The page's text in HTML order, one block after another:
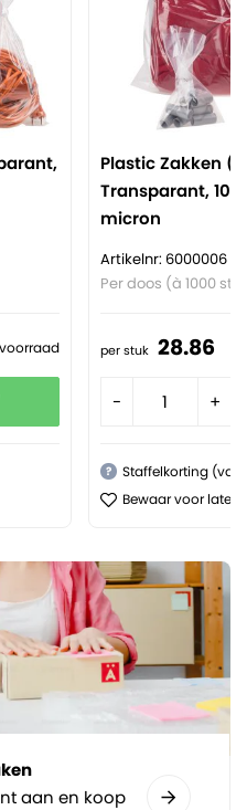
Plastic Zakken
Transparant, 10
micron
Artikelnr: 6000006
Per doos (à 1000
per stuk 28.86
- +
?
Staffelkorting
Bewaar voor later
aan en koop